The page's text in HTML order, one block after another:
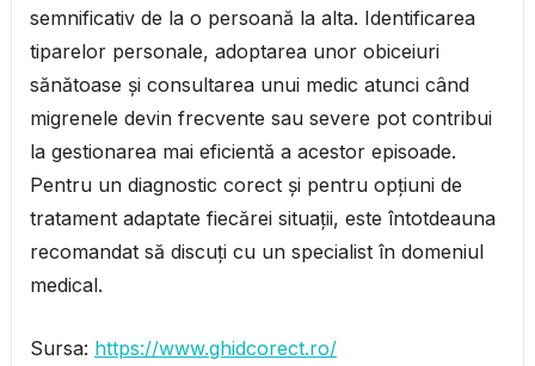
semnificativ de la o persoană la alta. Identificarea
tiparelor personale, adoptarea unor obiceiuri
sănătoase și consultarea unui medic atunci când
migrenele devin frecvente sau severe pot contribui
la gestionarea mai eficientă a acestor episoade.
Pentru un diagnostic corect și pentru opțiuni de
tratament adaptate fiecărei situații, este întotdeauna
recomandat să discuți cu un specialist în domeniul
medical.
Sursa: https://www.ghidcorect.ro/